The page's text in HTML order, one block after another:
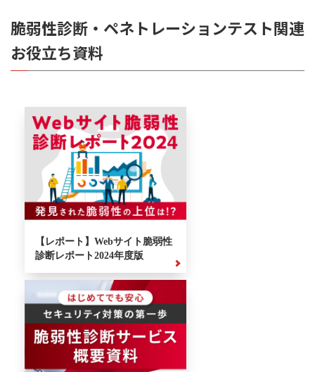
脆弱性診断・ペネトレーションテスト関連
お役立ち資料
【レポート】Webサイト脆弱性
診断レポート2024年度版